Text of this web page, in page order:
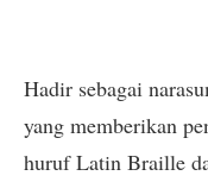
Hadir sebagai
yang memberikan
huruf Latin Braille